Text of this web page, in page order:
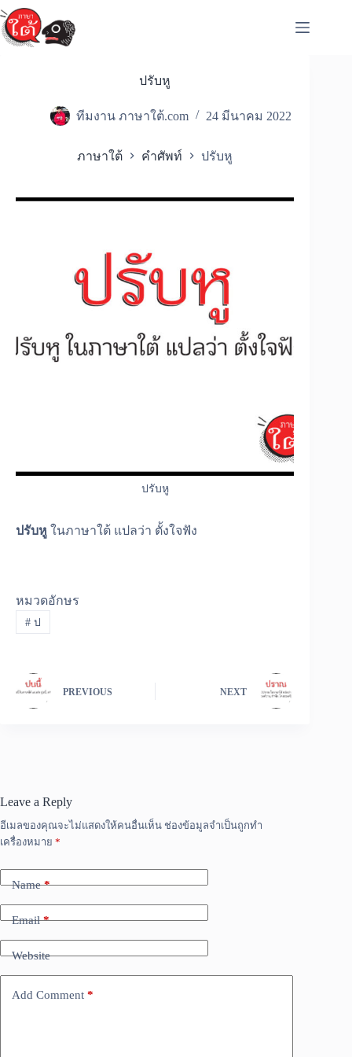
Skip
to
content
ปรับหู
ทีมงาน ภาษาใต้.com 24 มีนาคม 2022
ภาษาใต้ คำศัพท์ ปรับหู
ปรับหู
ปรับหู ในภาษาใต้ แปลว่า ตั้งใจฟัง
หมวดอักษร
#ป
PREVIOUS NEXT
Leave a Reply
อีเมลของคุณจะไม่แสดงให้คนอื่นเห็น ช่องข้อมูลจำเป็นถูกทำ
เครื่องหมาย *
Name*
Email*
Website
Add Comment *